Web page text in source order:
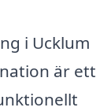
i Ucklum
är ett